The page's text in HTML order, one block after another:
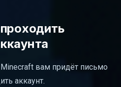
вам придёт письмо
аккаунт.